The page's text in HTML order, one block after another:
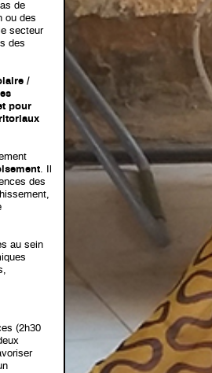
de
ou des
secteur
des
/
pour
. Il
des
au sein
(2h30